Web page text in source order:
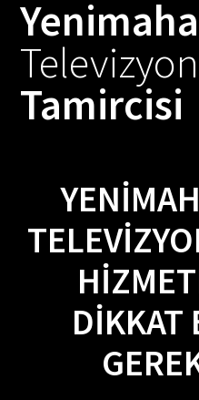
Televizyon
Tamircisi
DIKKAT